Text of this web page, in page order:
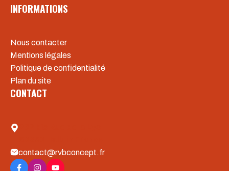
INFORMATIONS
Nous contacter
Mentions légales
Politique de confidentialité
Plan du site
CONTACT
contact@rvbconcept.fr